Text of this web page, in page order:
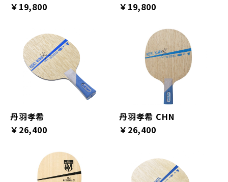
￥19,800
￥19,800
丹羽孝希
￥26,400
丹羽孝希 CHN
￥26,400